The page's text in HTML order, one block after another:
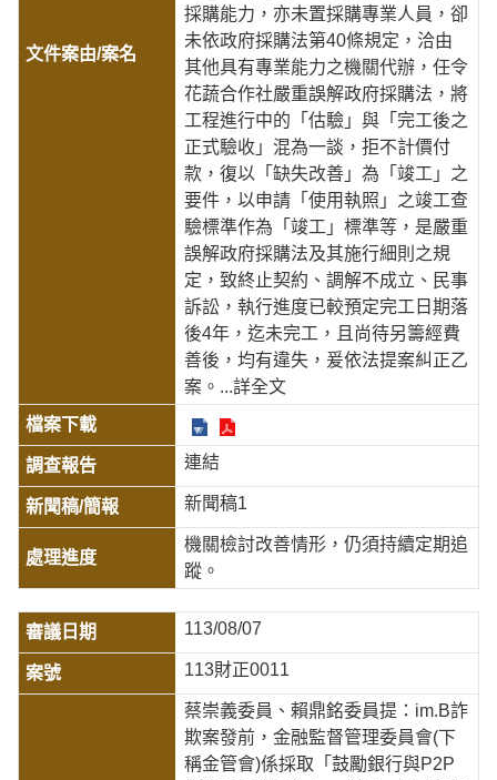
採購能力，亦未置採購專業人員，卻
未依政府採購法第40條規定，洽由
其他具有專業能力之機關代辦，任令
花蔬合作社嚴重誤解政府採購法，將
工程進行中的「估驗」與「完工後之
正式驗收」混為一談，拒不計價付
款，復以「缺失改善」為「竣工」之
要件，以申請「使用執照」之竣工查
驗標準作為「竣工」標準等，是嚴重
誤解政府採購法及其施行細則之規
定，致終止契約、調解不成立、民事
訴訟，執行進度已較預定完工日期落
後4年，迄未完工，且尚待另籌經費
善後，均有違失，爰依法提案糾正乙
案。 ...詳全文
連結
新聞稿1
機關檢討改善情形，仍須持續定期追
蹤。
113/08/07
113財正0011
蔡崇義委員、賴鼎銘委員提：im.B詐
欺案發前，金融監督管理委員會(下
稱金管會)係採取「鼓勵銀行與P2P